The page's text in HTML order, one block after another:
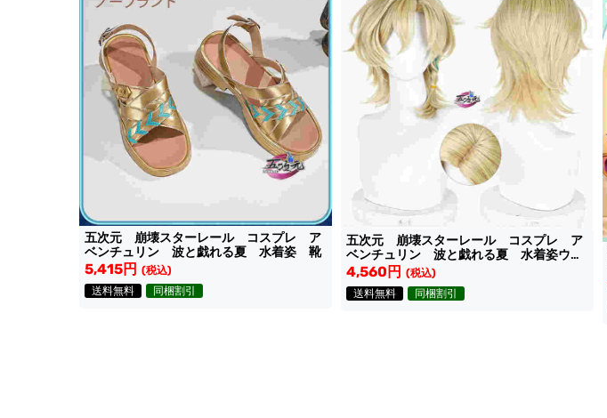
五次元 崩壊スターレール コスプレ ア
ベンチュリン 波と戯れる夏 水着姿 靴
5,415円 (税込)
送料無料
同梱割引
五次元 崩壊スターレール コスプレ ア
ベンチュリン 波と戯れる夏 水着姿ウィ
ッグ
4,560円 (税込)
送料無料
同梱割引